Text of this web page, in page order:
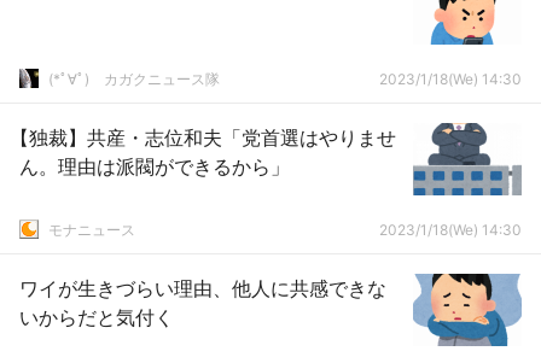
(*ﾟ∀ﾟ)ゞカガクニュース隊 2023/1/18(We) 14:30
【独裁】共産・志位和夫「党首選はやりませ
ん。理由は派閥ができるから」
モナニュース 2023/1/18(We) 14:30
ワイが生きづらい理由、他人に共感できな
いからだと気付く